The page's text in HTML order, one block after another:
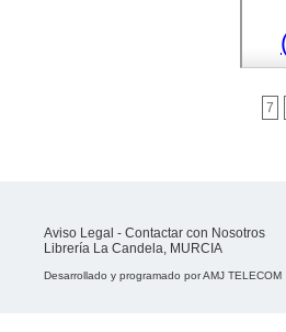
7
Aviso Legal - Contactar con Nosotros
Librería La Candela, MURCIA
Desarrollado y programado porAMJ TELECOM